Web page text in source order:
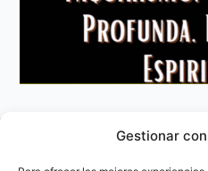
Gestionar
Aviso
Política de